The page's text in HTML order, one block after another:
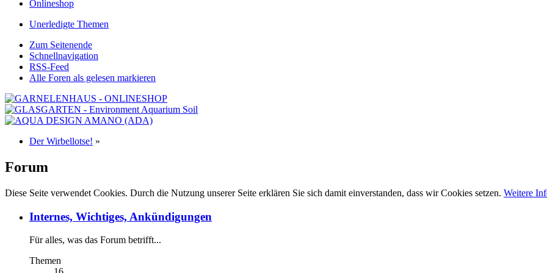
Onlineshop
Unerledigte Themen
Zum Seitenende
Schnellnavigation
RSS-Feed
Alle Foren als gelesen markieren
Der Wirbellotse! »
Forum
Diese Seite verwendet Cookies. Durch die Nutzung unserer Seite erklären Sie sich damit einverstanden, dass wir Cookies setzen. Weitere
Internes, Wichtiges, Ankündigungen
Für alles, was das Forum betrifft...
Themen